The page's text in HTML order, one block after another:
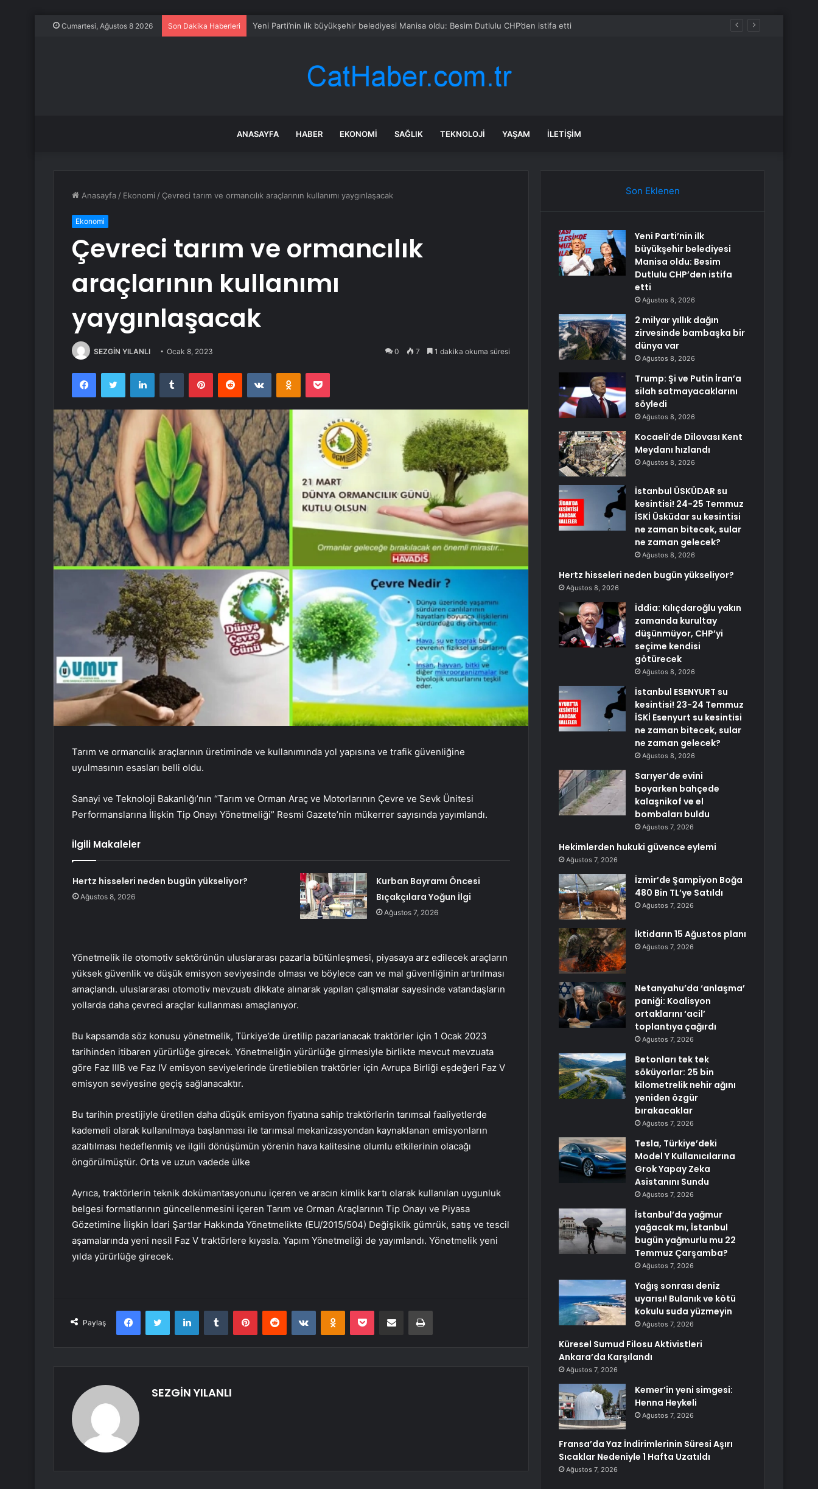
Cumartesi, Ağustos 8 2026 Son Dakika Haberleri 2 milyar yıllık dağın zirvesinde bambaşka bir dünya var
ANASAYFA HABER EKONOMI SAĞLIK TEKNOLOJI YAŞAM İLETIŞIM
Anasayfa / Ekonomi / Çevreci tarım ve ormancılık araçlarının kullanımı yaygınlaşacak
Ekonomi
Çevreci tarım ve ormancılık
araçlarının kullanımı
yaygınlaşacak
SEZGİN YILANLI Ocak 8, 2023 0 7 1 dakika okuma süresi
FacebookTwitter LinkedInTumblr PinterestReddit VKontakteOdnoklassniki
Pocket
Tarım ve ormancılık araçlarının üretiminde ve kullanımında yol yapısına ve trafik güvenliğine
uyulmasının esasları belli oldu.
Sanayi ve Teknoloji Bakanlığı’nın “Tarım ve Orman Araç ve Motorlarının Çevre ve Sevk Ünitesi
Performanslarına İlişkin Tip Onayı Yönetmeliği” Resmi Gazete’nin mükerrer sayısında yayımlandı.
İlgili Makaleler
Hertz hisseleri neden bugün yükseliyor?
Ağustos 8, 2026
Kurban Bayramı Öncesi
Bıçakçılara Yoğun İlgi
Ağustos 7, 2026
Yönetmelik ile otomotiv sektörünün uluslararası pazarla bütünleşmesi, piyasaya arz edilecek araçların
yüksek güvenlik ve düşük emisyon seviyesinde olması ve böylece can ve mal güvenliğinin artırılması
amaçlandı. uluslararası otomotiv mevzuatı dikkate alınarak yapılan çalışmalar sayesinde vatandaşların
yollarda daha çevreci araçlar kullanması amaçlanıyor.
Bu kapsamda söz konusu yönetmelik, Türkiye’de üretilip pazarlanacak traktörler için 1 Ocak 2023
tarihinden itibaren yürürlüğe girecek. Yönetmeliğin yürürlüğe girmesiyle birlikte mevcut mevzuata
göre Faz IIIB ve Faz IV emisyon seviyelerinde üretilebilen traktörler için Avrupa Birliği eşdeğeri Faz V
emisyon seviyesine geçiş sağlanacaktır.
Bu tarihin prestijiyle üretilen daha düşük emisyon fiyatına sahip traktörlerin tarımsal faaliyetlerde
kademeli olarak kullanılmaya başlanması ile tarımsal mekanizasyondan kaynaklanan emisyonların
azaltılması hedeflenmiş ve ilgili dönüşümün yörenin hava kalitesine olumlu etkilerinin olacağı
öngörülmüştür. Orta ve uzun vadede ülke
Ayrıca, traktörlerin teknik dokümantasyonunu içeren ve aracın kimlik kartı olarak kullanılan uygunluk
belgesi formatlarının güncellenmesini içeren Tarım ve Orman Araçlarının Tip Onayı ve Piyasa
Gözetimine İlişkin İdari Şartlar Hakkında Yönetmelikte (EU/2015/504) Değişiklik gümrük, satış ve tescil
aşamalarında yeni nesil Faz V traktörlere kıyasla. Yapım Yönetmeliği de yayımlandı. Yönetmelik yeni
yılda yürürlüğe girecek.
Paylaş
FacebookTwitter LinkedInTumblr PinterestReddit VKontakteOdnoklassniki
Pocket E-Posta ile paylaş Yazdır
SEZGİN YILANLI
Son Eklenen
Yeni Parti’nin ilk
büyükşehir belediyesi
Manisa oldu: Besim
Dutlulu CHP’den istifa
etti
Ağustos 8, 2026
2 milyar yıllık dağın
zirvesinde bambaşka bir
dünya var
Ağustos 8, 2026
Trump: Şi ve Putin İran’a
silah satmayacaklarını
söyledi
Ağustos 8, 2026
Kocaeli’de Dilovası Kent
Meydanı hızlandı
Ağustos 8, 2026
İstanbul ÜSKÜDAR su
kesintisi! 24-25 Temmuz
İSKİ Üsküdar su kesintisi
ne zaman bitecek, sular
ne zaman gelecek?
Ağustos 8, 2026
Hertz hisseleri neden bugün yükseliyor?
Ağustos 8, 2026
İddia: Kılıçdaroğlu yakın
zamanda kurultay
düşünmüyor, CHP’yi
seçime kendisi
götürecek
Ağustos 8, 2026
İstanbul ESENYURT su
kesintisi! 23-24 Temmuz
İSKİ Esenyurt su kesintisi
ne zaman bitecek, sular
ne zaman gelecek?
Ağustos 8, 2026
Sarıyer’de evini
boyarken bahçede
kalaşnikof ve el
bombaları buldu
Ağustos 7, 2026
Hekimlerden hukuki güvence eylemi
Ağustos 7, 2026
İzmir’de Şampiyon Boğa
480 Bin TL’ye Satıldı
Ağustos 7, 2026
İktidarın 15 Ağustos planı
Ağustos 7, 2026
Netanyahu’da ‘anlaşma’
paniği: Koalisyon
ortaklarını ‘acil’
toplantıya çağırdı
Ağustos 7, 2026
Betonları tek tek
söküyorlar: 25 bin
kilometrelik nehir ağını
yeniden özgür
bırakacaklar
Ağustos 7, 2026
Tesla, Türkiye’deki
Model Y Kullanıcılarına
Grok Yapay Zeka
Asistanını Sundu
Ağustos 7, 2026
İstanbul’da yağmur
yağacak mı, İstanbul
bugün yağmurlu mu 22
Temmuz Çarşamba?
Ağustos 7, 2026
Yağış sonrası deniz
uyarısı! Bulanık ve kötü
kokulu suda yüzmeyin
Ağustos 7, 2026
Küresel Sumud Filosu Aktivistleri
Ankara’da Karşılandı
Ağustos 7, 2026
Kemer’in yeni simgesi:
Henna Heykeli
Ağustos 7, 2026
Fransa’da Yaz İndirimlerinin Süresi Aşırı
Sıcaklar Nedeniyle 1 Hafta Uzatıldı
Ağustos 7, 2026